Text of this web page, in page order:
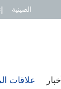
الصينية
علاقات